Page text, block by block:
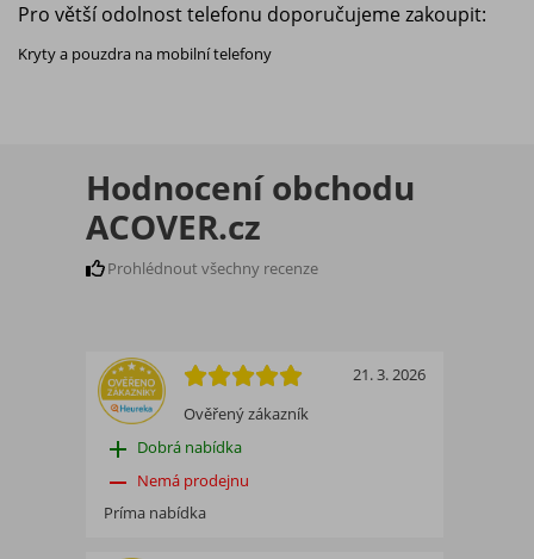
Pro větší odolnost telefonu doporučujeme zakoupit:
Kryty a pouzdra na mobilní telefony
Hodnocení obchodu
ACOVER.cz
Prohlédnout všechny recenze
Ověřený zákazník
21. 3. 2026
add Dobrá nabídka
remove Nemá prodejnu
Príma nabídka